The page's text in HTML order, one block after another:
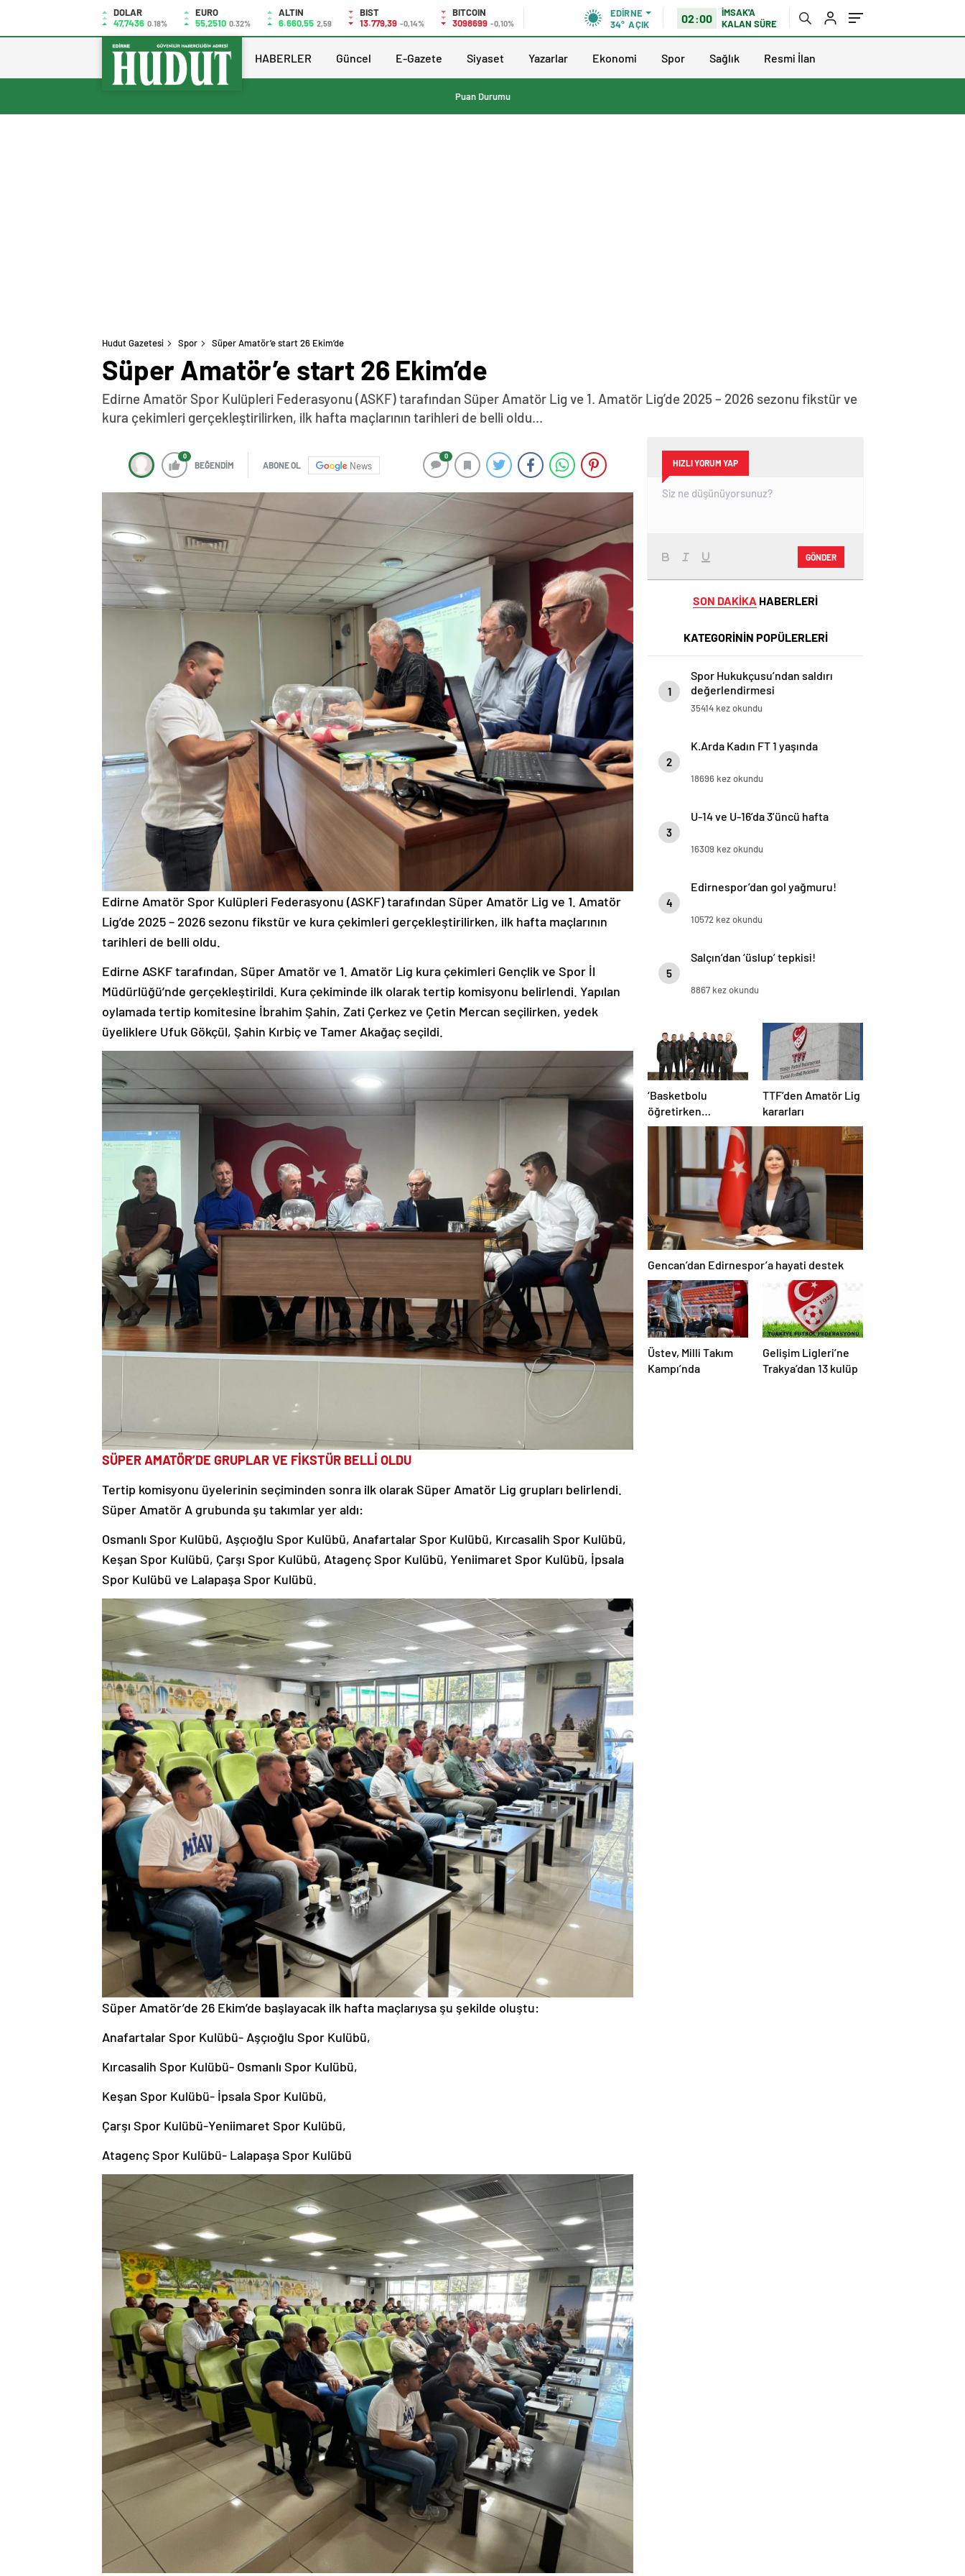
DOLAR
47,7436 0.18%
EURO
55,2510 0.32%
ALTIN
6.660,55 2,59
BIST
13.779,39 -0,14%
BITCOIN
3098699 -0,10%
EDIRNE
34° AÇIK 02:00
İMSAK'A
KALAN SÜRE
HABERLER Güncel E-Gazete Siyaset Yazarlar Ekonomi Spor Sağlık Resmi İlan
Puan Durumu
Hudut Gazetesi Spor Süper Amatör’e start 26 Ekim’de
Süper Amatör’e start 26 Ekim’de
Edirne Amatör Spor Kulüpleri Federasyonu (ASKF) tarafından Süper Amatör Lig ve 1. Amatör Lig’de 2025 – 2026 sezonu fikstür ve
kura çekimleri gerçekleştirilirken, ilk hafta maçlarının tarihleri de belli oldu...
0
BEĞENDİM ABONE OL News
0
Edirne Amatör Spor Kulüpleri Federasyonu (ASKF) tarafından Süper Amatör Lig ve 1. Amatör
Lig’de 2025 – 2026 sezonu fikstür ve kura çekimleri gerçekleştirilirken, ilk hafta maçlarının
tarihleri de belli oldu.
Edirne ASKF tarafından, Süper Amatör ve 1. Amatör Lig kura çekimleri Gençlik ve Spor İl
Müdürlüğü’nde gerçekleştirildi. Kura çekiminde ilk olarak tertip komisyonu belirlendi. Yapılan
oylamada tertip komitesine İbrahim Şahin, Zati Çerkez ve Çetin Mercan seçilirken, yedek
üyeliklere Ufuk Gökçül, Şahin Kırbiç ve Tamer Akağaç seçildi.
SÜPER AMATÖR’DE GRUPLAR VE FİKSTÜR BELLİ OLDU
Tertip komisyonu üyelerinin seçiminden sonra ilk olarak Süper Amatör Lig grupları belirlendi.
Süper Amatör A grubunda şu takımlar yer aldı:
Osmanlı Spor Kulübü, Aşçıoğlu Spor Kulübü, Anafartalar Spor Kulübü, Kırcasalih Spor Kulübü,
Keşan Spor Kulübü, Çarşı Spor Kulübü, Atagenç Spor Kulübü, Yeniimaret Spor Kulübü, İpsala
Spor Kulübü ve Lalapaşa Spor Kulübü.
Süper Amatör’de 26 Ekim’de başlayacak ilk hafta maçlarıysa şu şekilde oluştu:
Anafartalar Spor Kulübü- Aşçıoğlu Spor Kulübü,
Kırcasalih Spor Kulübü- Osmanlı Spor Kulübü,
Keşan Spor Kulübü- İpsala Spor Kulübü,
Çarşı Spor Kulübü-Yeniimaret Spor Kulübü,
Atagenç Spor Kulübü- Lalapaşa Spor Kulübü
HIZLI YORUM YAP
GÖNDER
SON DAKİKA HABERLERİ
KATEGORİNİN POPÜLERLERİ
1
Spor Hukukçusu’ndan saldırı
değerlendirmesi
35414 kez okundu
2
K.Arda Kadın FT 1 yaşında
18696 kez okundu
3
U-14 ve U-16’da 3’üncü hafta
16309 kez okundu
4
Edirnespor’dan gol yağmuru!
10572 kez okundu
5
Salçın’dan ‘üslup’ tepkisi!
8867 kez okundu
‘Basketbolu
öğretirken
sevdirmeye
çalışıyoruz’
TTF’den Amatör Lig
kararları
Gencan’dan Edirnespor’a hayati destek
Üstev, Milli Takım
Kampı’nda
Gelişim Ligleri’ne
Trakya’dan 13 kulüp